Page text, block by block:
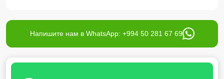
Напишите нам в WhatsApp: +994 50 281 67 69